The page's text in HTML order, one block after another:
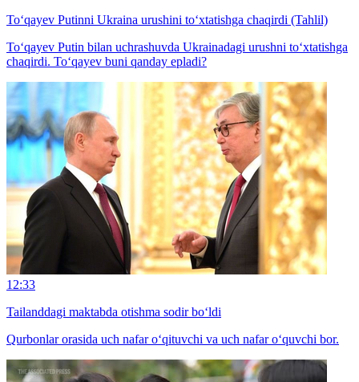
To‘qayev Putinni Ukraina urushini to‘xtatishga chaqirdi (Tahlil)
To‘qayev Putin bilan uchrashuvda Ukrainadagi urushni to‘xtatishga
chaqirdi. To‘qayev buni qanday epladi?
12:33
Tailanddagi maktabda otishma sodir bo‘ldi
Qurbonlar orasida uch nafar o‘qituvchi va uch nafar o‘quvchi bor.